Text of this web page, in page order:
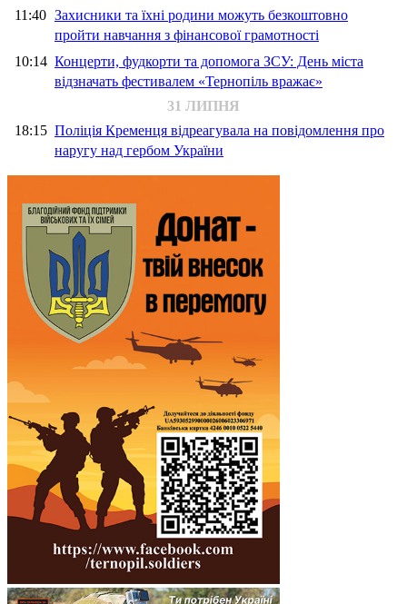
11:40 Захисники та їхні родини можуть безкоштовно
пройти навчання з фінансової грамотності
10:14 Концерти, фудкорти та допомога ЗСУ: День міста
відзначать фестивалем «Тернопіль вражає»
31 ЛИПНЯ
18:15 Поліція Кременця відреагувала на повідомлення про
наругу над гербом України